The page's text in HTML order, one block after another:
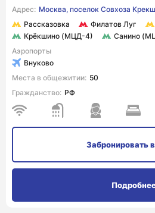
Адрес: Москва, поселок Совхоза
Рассказовка
Филатов Луг
Крёкшино (МЦД-4)
Санино
Аэропорты
Внуково
Места в общежитии: 50
Гражданство: РФ
Забронироватьв